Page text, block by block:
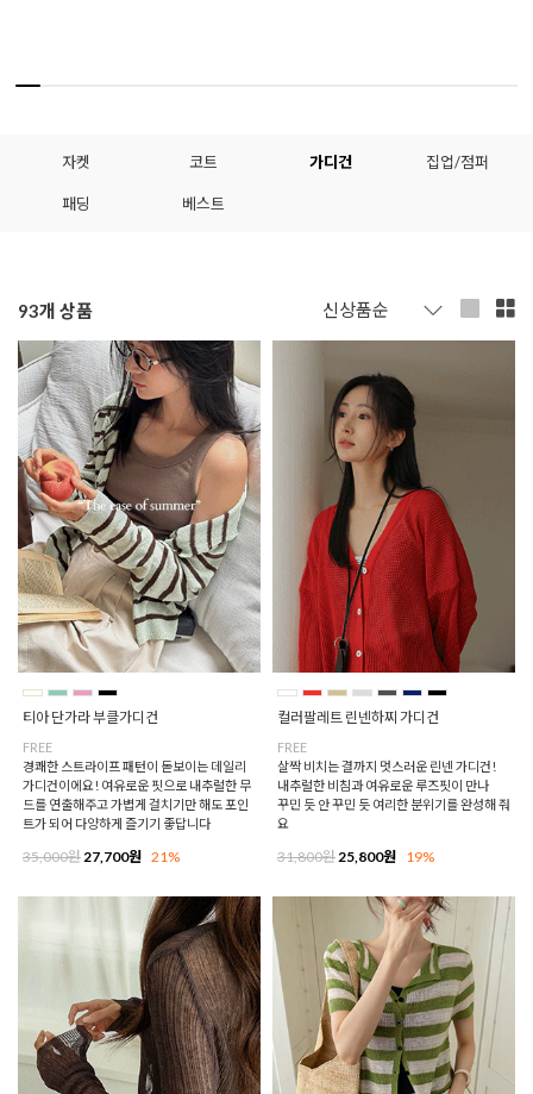
자켓 코트 가디건 집업/점퍼
패딩 베스트
93개 상품
티아 단가라 부클가디건
FREE
경쾌한 스트라이프 패턴이 돋보이는 데일리
가디건이에요! 여유로운 핏으로 내추럴한 무
드를 연출해주고 가볍게 걸치기만 해도 포인
트가 되어 다양하게 즐기기 좋답니다
35,000원 27,700원 21%
컬러팔레트 린넨하찌 가디건
FREE
살짝 비치는 결까지 멋스러운 린넨 가디건!
내추럴한 비침과 여유로운 루즈핏이 만나
꾸민 듯 안 꾸민 듯 여리한 분위기를 완성해 줘
요
31,800원 25,800원 19%